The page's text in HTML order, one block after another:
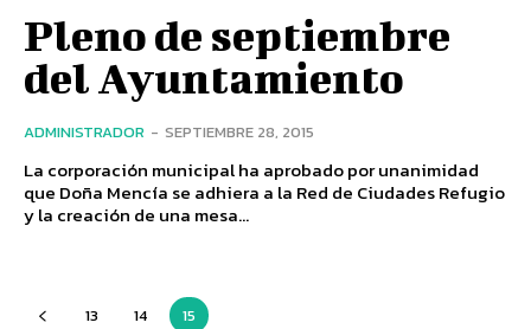
Pleno de septiembre
del Ayuntamiento
ADMINISTRADOR - SEPTIEMBRE 28, 2015
La corporación municipal ha aprobado por unanimidad
que Doña Mencía se adhiera a la Red de Ciudades Refugio
y la creación de una mesa...
13 14 15